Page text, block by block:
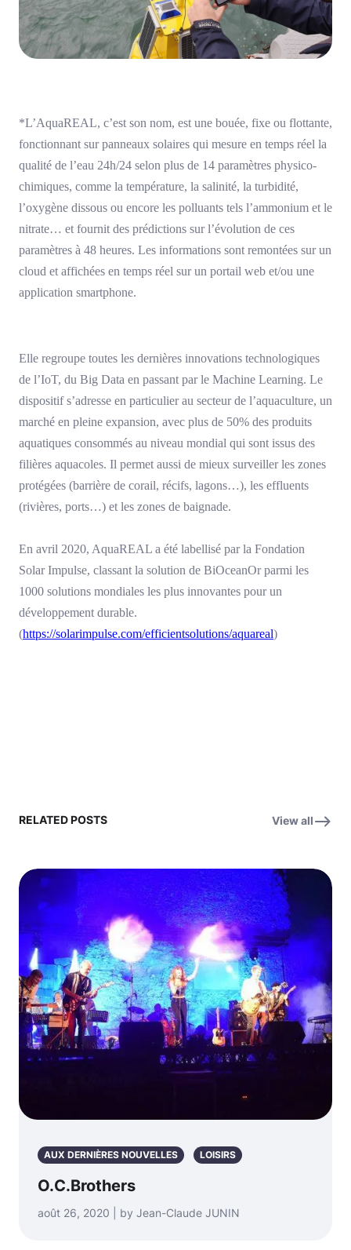
*L’AquaREAL, c’est son nom, est une bouée, fixe ou flottante,
fonctionnant sur panneaux solaires qui mesure en temps réel la
qualité de l’eau 24h/24 selon plus de 14 paramètres physico-
chimiques, comme la température, la salinité, la turbidité,
l’oxygène dissous ou encore les polluants tels l’ammonium et le
nitrate… et fournit des prédictions sur l’évolution de ces
paramètres à 48 heures. Les informations sont remontées sur un
cloud et affichées en temps réel sur un portail web et/ou une
application smartphone.
Elle regroupe toutes les dernières innovations technologiques
de l’IoT, du Big Data en passant par le Machine Learning. Le
dispositif s’adresse en particulier au secteur de l’aquaculture, un
marché en pleine expansion, avec plus de 50% des produits
aquatiques consommés au niveau mondial qui sont issus des
filières aquacoles. Il permet aussi de mieux surveiller les zones
protégées (barrière de corail, récifs, lagons…), les effluents
(rivières, ports…) et les zones de baignade.
En avril 2020, AquaREAL a été labellisé par la Fondation
Solar Impulse, classant la solution de BiOceanOr parmi les
1000 solutions mondiales les plus innovantes pour un
développement durable.
(https://solarimpulse.com/efficientsolutions/aquareal)
RELATED POSTS View all
AUX DERNIÈRES NOUVELLES LOISIRS
O.C.Brothers
août 26, 2020 | by Jean-Claude JUNIN